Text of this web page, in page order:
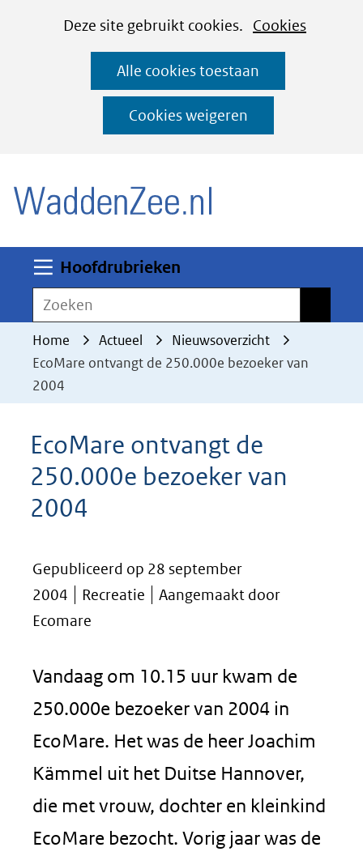
CookiesDeze site gebruikt cookies. Cookies
deze
worden
toegestaan
geweigerd.
Alle cookies toestaan
Cookies weigeren
Ga
naar
de
inhoud
Hoofdrubrieken
Zoeken
Home Actueel
Nieuwsoverzicht
EcoMare ontvangt de 250.000e bezoeker van
2004
EcoMare ontvangt de
250.000e bezoeker van
2004
Gepubliceerd op 28 september
2004
Recreatie
Aangemaakt door
Ecomare
Vandaag om 10.15 uur kwam de
250.000e bezoeker van 2004 in
EcoMare. Het was de heer Joachim
Kämmel uit het Duitse Hannover,
die met vrouw, dochter en kleinkind
EcoMare bezocht. Vorig jaar was de